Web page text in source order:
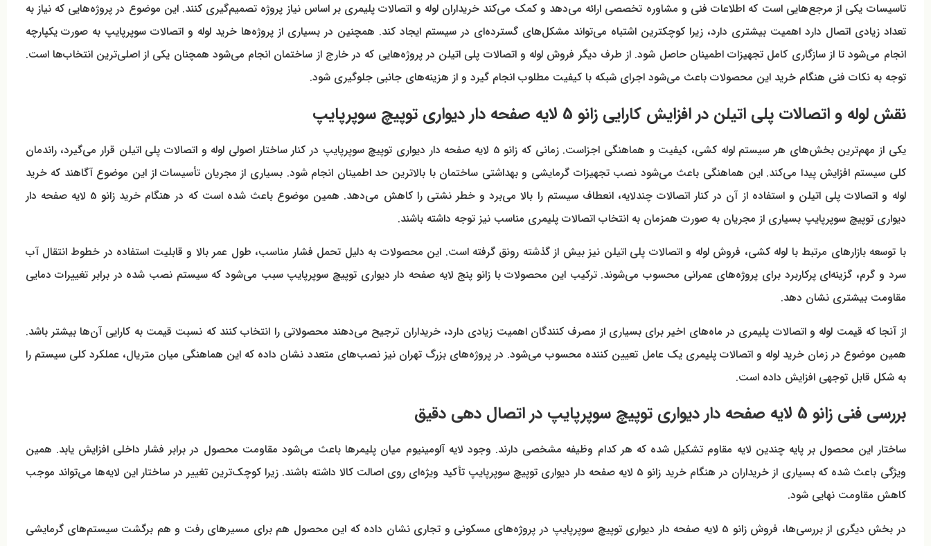
تاسیسات یکی از مرجع‌هایی است که اطلاعات فنی و مشاوره تخصصی ارائه می‌دهد و کمک می‌کند خریداران لوله و اتصالات پلیمری بر اساس نیاز پروژه تصمیم‌گیری کنند. این موضوع در پروژه‌هایی که نیاز به
تعداد زیادی اتصال دارد اهمیت بیشتری دارد، زیرا کوچکترین اشتباه می‌تواند مشکل‌های گسترده‌ای در سیستم ایجاد کند. همچنین در بسیاری از پروژه‌ها خرید لوله و اتصالات سوپرپایپ به صورت یکپارچه
انجام می‌شود تا از سازگاری کامل تجهیزات اطمینان حاصل شود. از طرف دیگر فروش لوله و اتصالات پلی اتیلن در پروژه‌هایی که در خارج از ساختمان انجام می‌شود همچنان یکی از اصلی‌ترین انتخاب‌ها است.
توجه به نکات فنی هنگام خرید این محصولات باعث می‌شود اجرای شبکه با کیفیت مطلوب انجام گیرد و از هزینه‌های جانبی جلوگیری شود.
نقش لوله و اتصالات پلی اتیلن در افزایش کارایی زانو 5 لایه صفحه دار دیواری توپیچ سوپرپایپ
یکی از مهم‌ترین بخش‌های هر سیستم لوله کشی، کیفیت و هماهنگی اجزاست. زمانی که زانو 5 لایه صفحه دار دیواری توپیچ سوپرپایپ در کنار ساختار اصولی لوله و اتصالات پلی اتیلن قرار می‌گیرد، راندمان
کلی سیستم افزایش پیدا می‌کند. این هماهنگی باعث می‌شود نصب تجهیزات گرمایشی و بهداشتی ساختمان با بالاترین حد اطمینان انجام شود. بسیاری از مجریان تأسیسات از این موضوع آگاهند که خرید
لوله و اتصالات پلی اتیلن و استفاده از آن در کنار اتصالات چندلایه، انعطاف سیستم را بالا می‌برد و خطر نشتی را کاهش می‌دهد. همین موضوع باعث شده است که در هنگام خرید زانو 5 لایه صفحه دار
دیواری توپیچ سوپرپایپ بسیاری از مجریان به صورت همزمان به انتخاب اتصالات پلیمری مناسب نیز توجه داشته باشند.
با توسعه بازارهای مرتبط با لوله کشی، فروش لوله و اتصالات پلی اتیلن نیز بیش از گذشته رونق گرفته است. این محصولات به دلیل تحمل فشار مناسب، طول عمر بالا و قابلیت استفاده در خطوط انتقال آب
سرد و گرم، گزینه‌ای پرکاربرد برای پروژه‌های عمرانی محسوب می‌شوند. ترکیب این محصولات با زانو پنج لایه صفحه دار دیواری توپیچ سوپرپایپ سبب می‌شود که سیستم نصب شده در برابر تغییرات دمایی
مقاومت بیشتری نشان دهد.
از آنجا که قیمت لوله و اتصالات پلیمری در ماه‌های اخیر برای بسیاری از مصرف کنندگان اهمیت زیادی دارد، خریداران ترجیح می‌دهند محصولاتی را انتخاب کنند که نسبت قیمت به کارایی آن‌ها بیشتر باشد.
همین موضوع در زمان خرید لوله و اتصالات پلیمری یک عامل تعیین کننده محسوب می‌شود. در پروژه‌های بزرگ تهران نیز نصب‌های متعدد نشان داده که این هماهنگی میان متریال، عملکرد کلی سیستم را
به شکل قابل توجهی افزایش داده است.
بررسی فنی زانو 5 لایه صفحه دار دیواری توپیچ سوپرپایپ در اتصال‌ دهی دقیق
ساختار این محصول بر پایه چندین لایه مقاوم تشکیل شده که هر کدام وظیفه مشخصی دارند. وجود لایه آلومینیوم میان پلیمرها باعث می‌شود مقاومت محصول در برابر فشار داخلی افزایش یابد. همین
ویژگی باعث شده که بسیاری از خریداران در هنگام خرید زانو 5 لایه صفحه دار دیواری توپیچ سوپرپایپ تأکید ویژه‌ای روی اصالت کالا داشته باشند. زیرا کوچک‌ترین تغییر در ساختار این لایه‌ها می‌تواند موجب
کاهش مقاومت نهایی شود.
در بخش دیگری از بررسی‌ها، فروش زانو 5 لایه صفحه دار دیواری توپیچ سوپرپایپ در پروژه‌های مسکونی و تجاری نشان داده که این محصول هم برای مسیرهای رفت و هم برگشت سیستم‌های گرمایشی